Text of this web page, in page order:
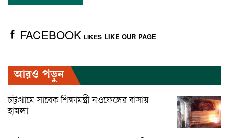
FACEBOOK LIKES LIKE OUR PAGE
আরও পড়ুন
চট্টগ্রামে সাবেক শিক্ষামন্ত্রী নওফেলের বাসায়
হামলা